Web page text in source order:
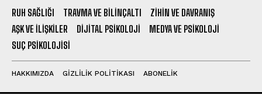
RUH SAĞLIĞI TRAVMA VE BILINÇALTI
ZIHIN VE DAVRANIŞ
AŞK VE İLIŞKILER
DIJITAL PSIKOLOJI
MEDYA VE PSIKOLOJI
SUÇ PSIKOLOJISI
HAKKIMIZDA GIZLILIK POLITIKASI ABONELIK